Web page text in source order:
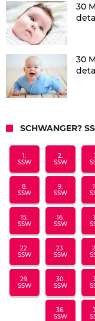
30
30
SCHWANGER?
1.
SSW
2.
SSW
8.
SSW
9.
SSW
15.
SSW
16.
SSW
22.
SSW
23.
SSW
29.
SSW
30.
SSW
36.
SSW